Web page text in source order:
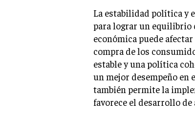
La estabilidad política y
para lograr un
económica puede
compra de los
estable y una política
un mejor desempeño
también permite la
favorece el desarrollo